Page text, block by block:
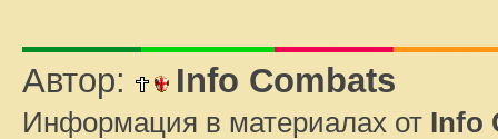
Автор: Info Combats
Информация в материалах от Info